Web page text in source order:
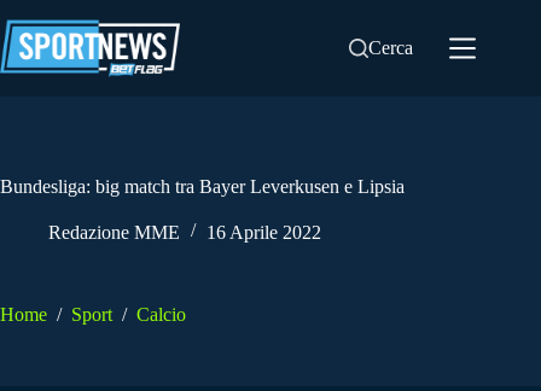
al
contenuto
Cerca
Bundesliga: big match tra Bayer Leverkusen e Lipsia
Redazione MME 16 Aprile 2022
Home / Sport / Calcio